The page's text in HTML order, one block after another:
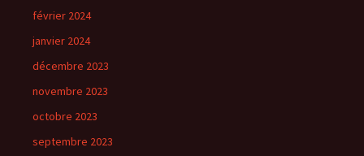
février 2024
janvier 2024
décembre 2023
novembre 2023
octobre 2023
septembre 2023